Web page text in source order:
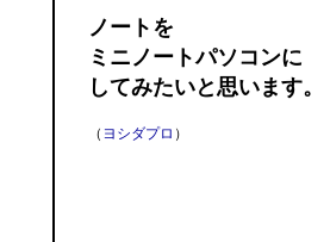
ノートを
ミニノートパソコンに
してみたいと思います。
（ ヨシダプロ ）